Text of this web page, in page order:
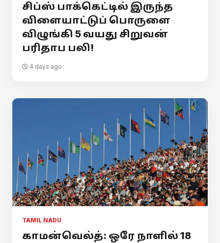
சிப்ஸ் பாக்கெட்டில் இருந்த
விளையாட்டுப் பொருளை
விழுங்கி 5 வயது சிறுவன்
பரிதாப பலி!
4 days ago
TAMIL NADU
காமன்வெல்த்: ஒரே நாளில் 18